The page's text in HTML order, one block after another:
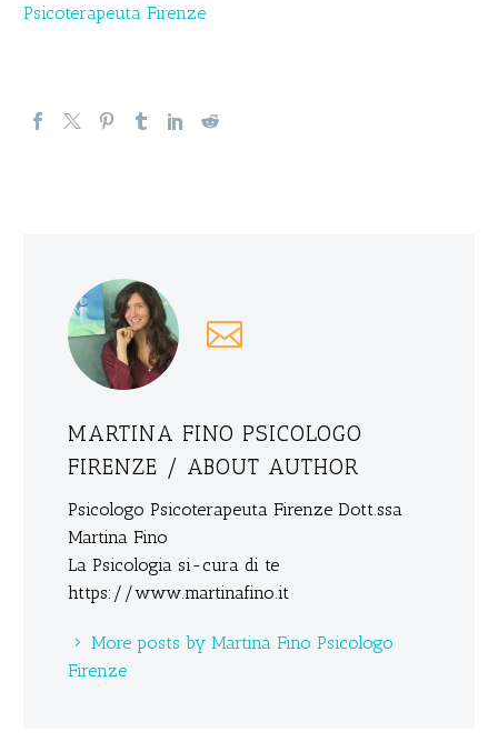
Psicoterapeuta Firenze
MARTINA FINO PSICOLOGO
FIRENZE / ABOUT AUTHOR
Psicologo Psicoterapeuta Firenze Dott.ssa
Martina Fino
La Psicologia si-cura di te
https://www.martinafino.it
More posts by Martina Fino Psicologo
Firenze